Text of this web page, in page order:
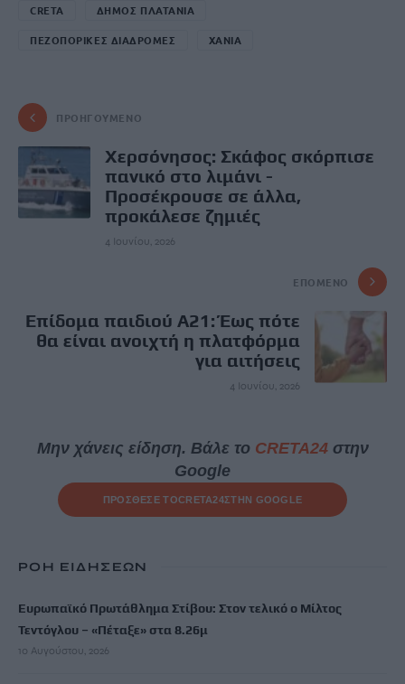
CRETA ΔΗΜΟΣ ΠΛΑΤΑΝΙΑ
ΠΕΖΟΠΟΡΙΚΕΣ ΔΙΑΔΡΟΜΕΣ ΧΑΝΙΑ
ΠΡΟΗΓΟΎΜΕΝΟ
Χερσόνησος: Σκάφος σκόρπισε
πανικό στο λιμάνι -
Προσέκρουσε σε άλλα,
προκάλεσε ζημιές
4 Ιουνίου, 2026
ΕΠΌΜΕΝΟ
Επίδομα παιδιού Α21: Έως πότε
θα είναι ανοιχτή η πλατφόρμα
για αιτήσεις
4 Ιουνίου, 2026
Μην χάνεις είδηση. Βάλε το CRETA24στην
Google
ΠΡΟΣΘΕΣΕ ΤΟCRETA24ΣΤΗΝ GOOGLE
ΡΟΗ ΕΙΔΗΣΕΩΝ
Ευρωπαϊκό Πρωτάθλημα Στίβου: Στον τελικό ο Μίλτος
Τεντόγλου – «Πέταξε» στα 8.26μ
10 Αυγούστου, 2026